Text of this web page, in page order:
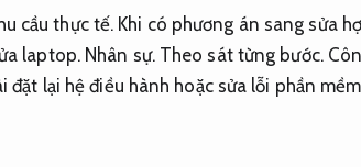
cầu thực tế. Khi có phương án sang sửa
laptop. Nhân sự. Theo sát từng bước.
đặt lại hệ điều hành hoặc sửa lỗi phần